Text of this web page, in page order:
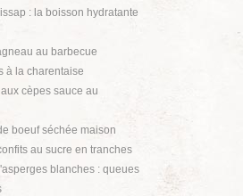
: la boisson hydratante
au barbecue
à la charentaise
cèpes sauce au
boeuf séchée maison
au sucre en tranches
blanches : queues